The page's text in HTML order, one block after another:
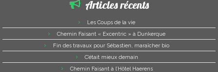
Articles récents
Les Coups de la vie
Chemin Faisant « Excentric » à Dunkerque
Fin des travaux pour Sébastien, maraîcher bio
C’était mieux demain
Chemin Faisant à l’Hôtel Haerens